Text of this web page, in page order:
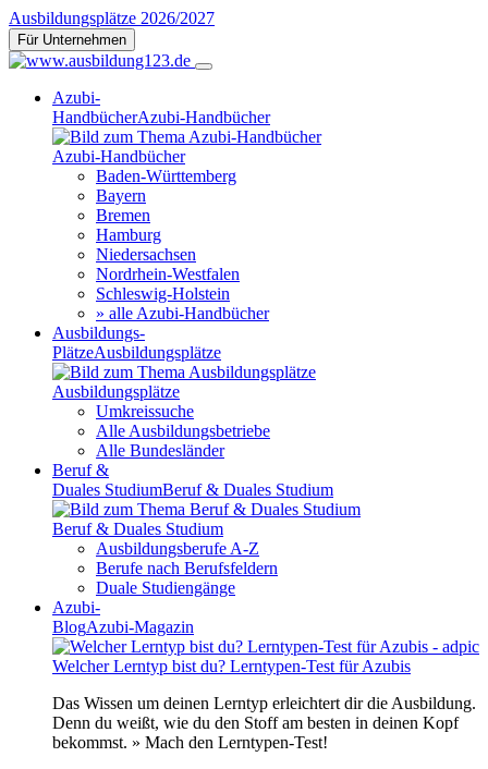
Ausbildungsplätze 2026/2027
Für Unternehmen
Azubi-
HandbücherAzubi-Handbücher
Azubi-Handbücher
Baden-Württemberg
Bayern
Bremen
Hamburg
Niedersachsen
Nordrhein-Westfalen
Schleswig-Holstein
» alle Azubi-Handbücher
Ausbildungs-
PlätzeAusbildungsplätze
Ausbildungsplätze
Umkreissuche
Alle Ausbildungsbetriebe
Alle Bundesländer
Beruf &
Duales StudiumBeruf & Duales Studium
Beruf & Duales Studium
Ausbildungsberufe A-Z
Berufe nach Berufsfeldern
Duale Studiengänge
Azubi-
BlogAzubi-Magazin
Welcher Lerntyp bist du? Lerntypen-Test für Azubis
Das Wissen um deinen Lerntyp erleichtert dir die Ausbildung.
Denn du weißt, wie du den Stoff am besten in deinen Kopf
bekommst. » Mach den Lerntypen-Test!